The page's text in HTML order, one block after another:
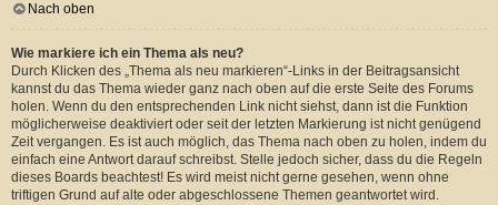
Nach oben
Wie markiere ich ein Thema als neu?
Durch Klicken des „Thema als neu markieren“-Links in der Beitragsansicht
kannst du das Thema wieder ganz nach oben auf die erste Seite des Forums
holen. Wenn du den entsprechenden Link nicht siehst, dann ist die Funktion
möglicherweise deaktiviert oder seit der letzten Markierung ist nicht genügend
Zeit vergangen. Es ist auch möglich, das Thema nach oben zu holen, indem du
einfach eine Antwort darauf schreibst. Stelle jedoch sicher, dass du die Regeln
dieses Boards beachtest! Es wird meist nicht gerne gesehen, wenn ohne
triftigen Grund auf alte oder abgeschlossene Themen geantwortet wird.